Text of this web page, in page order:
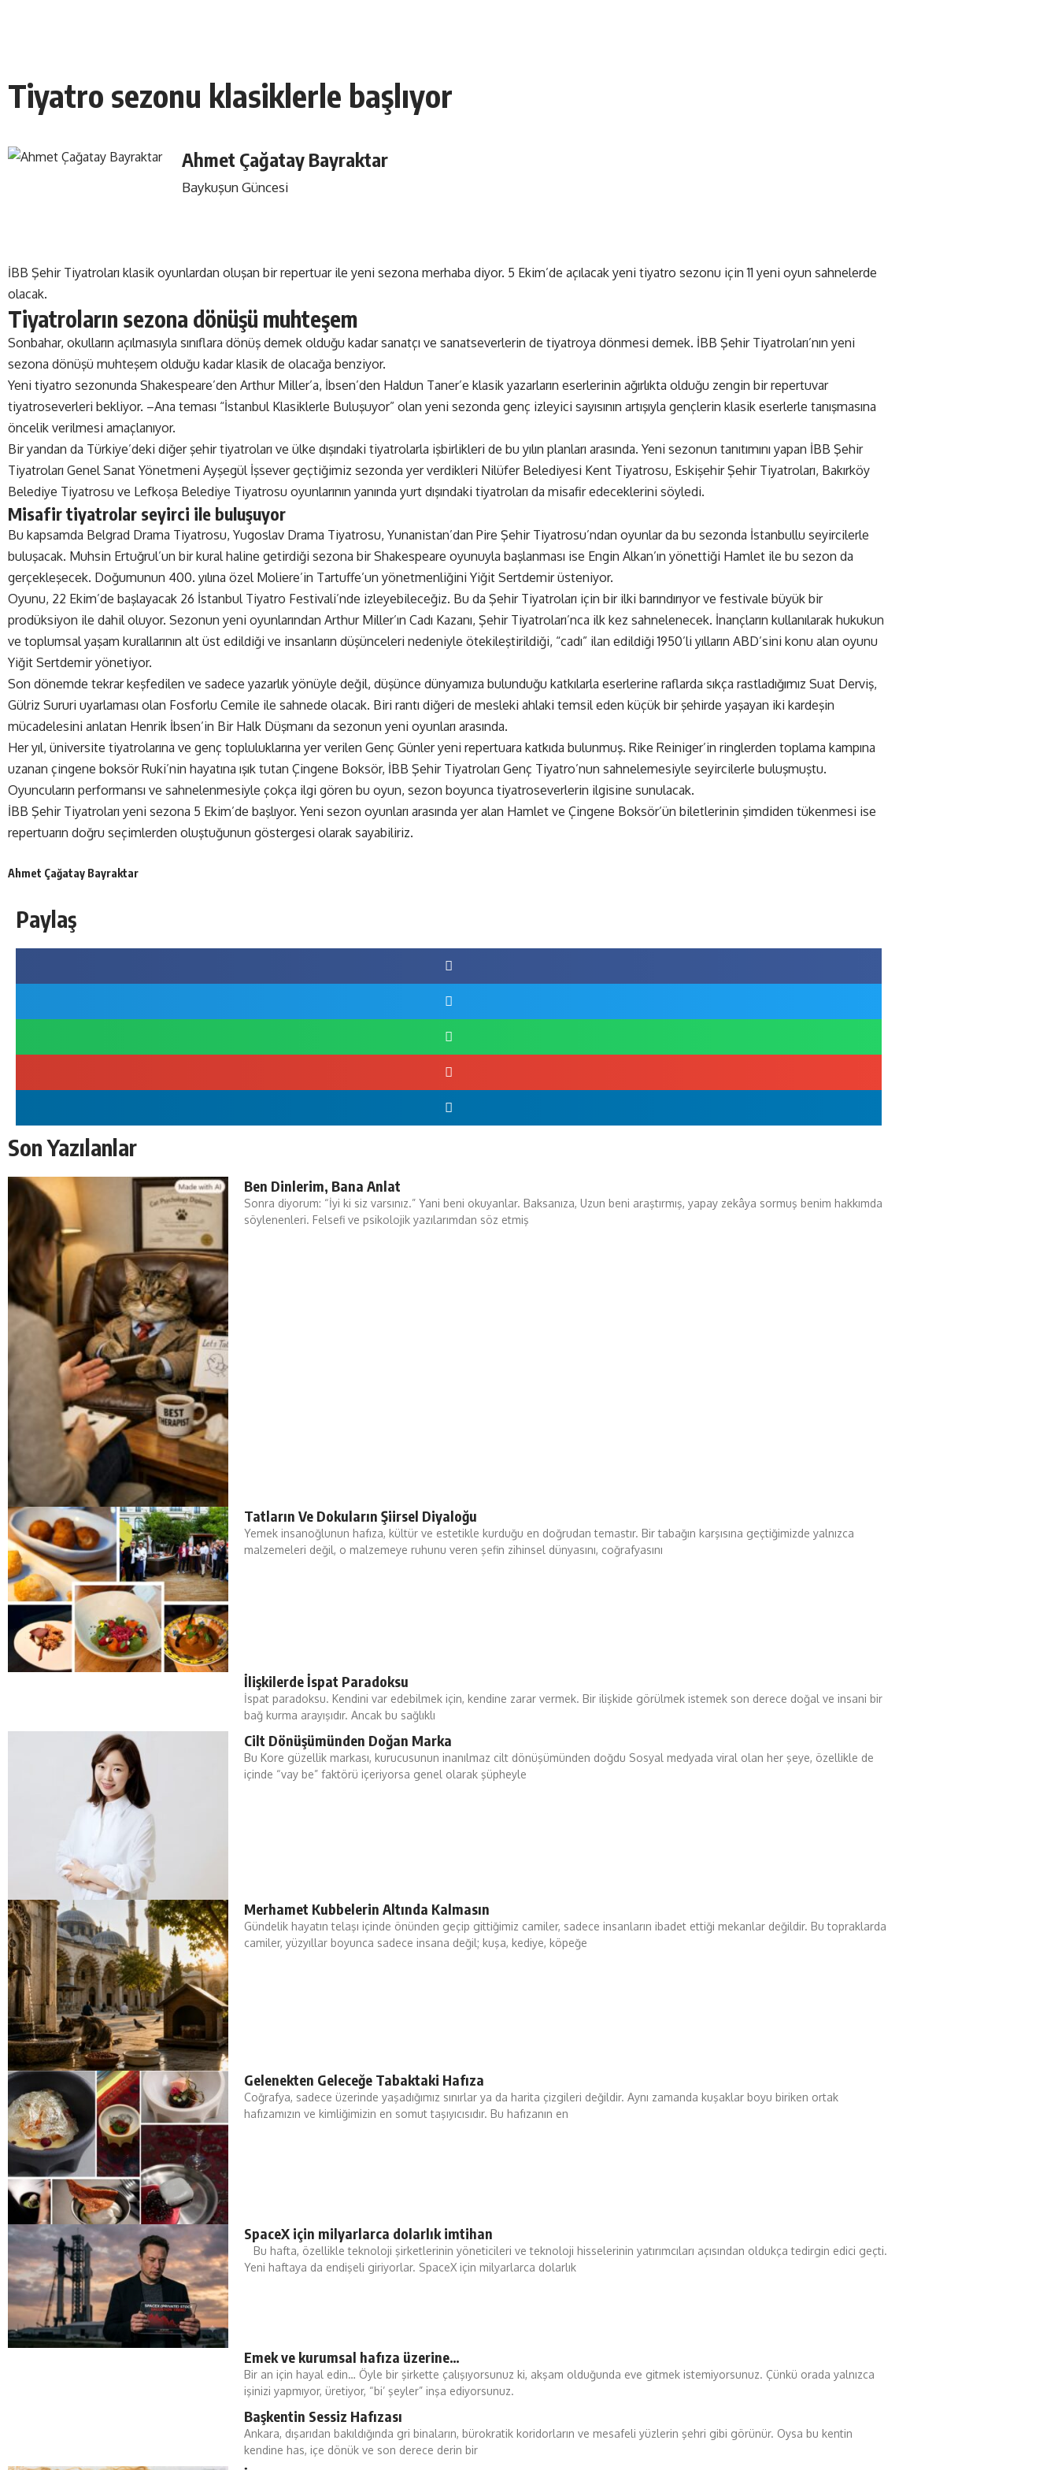
Tiyatro sezonu klasiklerle başlıyor
Ahmet Çağatay Bayraktar
Baykuşun Güncesi
İBB Şehir Tiyatroları klasik oyunlardan oluşan bir repertuar ile yeni sezona merhaba diyor. 5 Ekim’de açılacak yeni tiyatro sezonu için 11 yeni oyun sahnelerde
olacak.
Tiyatroların sezona dönüşü muhteşem
Sonbahar, okulların açılmasıyla sınıflara dönüş demek olduğu kadar sanatçı ve sanatseverlerin de tiyatroya dönmesi demek. İBB Şehir Tiyatroları’nın yeni
sezona dönüşü muhteşem olduğu kadar klasik de olacağa benziyor.
Yeni tiyatro sezonunda Shakespeare’den Arthur Miller’a, İbsen’den Haldun Taner’e klasik yazarların eserlerinin ağırlıkta olduğu zengin bir repertuvar
tiyatroseverleri bekliyor. –Ana teması “İstanbul Klasiklerle Buluşuyor” olan yeni sezonda genç izleyici sayısının artışıyla gençlerin klasik eserlerle tanışmasına
öncelik verilmesi amaçlanıyor.
Bir yandan da Türkiye’deki diğer şehir tiyatroları ve ülke dışındaki tiyatrolarla işbirlikleri de bu yılın planları arasında. Yeni sezonun tanıtımını yapan İBB Şehir
Tiyatroları Genel Sanat Yönetmeni Ayşegül İşsever geçtiğimiz sezonda yer verdikleri Nilüfer Belediyesi Kent Tiyatrosu, Eskişehir Şehir Tiyatroları, Bakırköy
Belediye Tiyatrosu ve Lefkoşa Belediye Tiyatrosu oyunlarının yanında yurt dışındaki tiyatroları da misafir edeceklerini söyledi.
Misafir tiyatrolar seyirci ile buluşuyor
Bu kapsamda Belgrad Drama Tiyatrosu, Yugoslav Drama Tiyatrosu, Yunanistan’dan Pire Şehir Tiyatrosu’ndan oyunlar da bu sezonda İstanbullu seyircilerle
buluşacak. Muhsin Ertuğrul’un bir kural haline getirdiği sezona bir Shakespeare oyunuyla başlanması ise Engin Alkan’ın yönettiği Hamlet ile bu sezon da
gerçekleşecek. Doğumunun 400. yılına özel Moliere’in Tartuffe’un yönetmenliğini Yiğit Sertdemir üsteniyor.
Oyunu, 22 Ekim’de başlayacak 26 İstanbul Tiyatro Festivali’nde izleyebileceğiz. Bu da Şehir Tiyatroları için bir ilki barındırıyor ve festivale büyük bir
prodüksiyon ile dahil oluyor. Sezonun yeni oyunlarından Arthur Miller’ın Cadı Kazanı, Şehir Tiyatroları’nca ilk kez sahnelenecek. İnançların kullanılarak hukukun
ve toplumsal yaşam kurallarının alt üst edildiği ve insanların düşünceleri nedeniyle ötekileştirildiği, “cadı” ilan edildiği 1950’li yılların ABD’sini konu alan oyunu
Yiğit Sertdemir yönetiyor.
Son dönemde tekrar keşfedilen ve sadece yazarlık yönüyle değil, düşünce dünyamıza bulunduğu katkılarla eserlerine raflarda sıkça rastladığımız Suat Derviş,
Gülriz Sururi uyarlaması olan Fosforlu Cemile ile sahnede olacak. Biri rantı diğeri de mesleki ahlaki temsil eden küçük bir şehirde yaşayan iki kardeşin
mücadelesini anlatan Henrik İbsen’in Bir Halk Düşmanı da sezonun yeni oyunları arasında.
Her yıl, üniversite tiyatrolarına ve genç topluluklarına yer verilen Genç Günler yeni repertuara katkıda bulunmuş. Rike Reiniger’in ringlerden toplama kampına
uzanan çingene boksör Ruki’nin hayatına ışık tutan Çingene Boksör, İBB Şehir Tiyatroları Genç Tiyatro’nun sahnelemesiyle seyircilerle buluşmuştu.
Oyuncuların performansı ve sahnelenmesiyle çokça ilgi gören bu oyun, sezon boyunca tiyatroseverlerin ilgisine sunulacak.
İBB Şehir Tiyatroları yeni sezona 5 Ekim’de başlıyor. Yeni sezon oyunları arasında yer alan Hamlet ve Çingene Boksör’ün biletlerinin şimdiden tükenmesi ise
repertuarın doğru seçimlerden oluştuğunun göstergesi olarak sayabiliriz.
Ahmet Çağatay Bayraktar
Paylaş
Son Yazılanlar
Ben Dinlerim, Bana Anlat
Sonra diyorum: “İyi ki siz varsınız.” Yani beni okuyanlar. Baksanıza, Uzun beni araştırmış, yapay zekâya sormuş benim hakkımda
söylenenleri. Felsefi ve psikolojik yazılarımdan söz etmiş
Tatların Ve Dokuların Şiirsel Diyaloğu
Yemek insanoğlunun hafıza, kültür ve estetikle kurduğu en doğrudan temastır. Bir tabağın karşısına geçtiğimizde yalnızca
malzemeleri değil, o malzemeye ruhunu veren şefin zihinsel dünyasını, coğrafyasını
İlişkilerde İspat Paradoksu
İspat paradoksu. Kendini var edebilmek için, kendine zarar vermek. Bir ilişkide görülmek istemek son derece doğal ve insani bir
bağ kurma arayışıdır. Ancak bu sağlıklı
Cilt Dönüşümünden Doğan Marka
Bu Kore güzellik markası, kurucusunun inanılmaz cilt dönüşümünden doğdu Sosyal medyada viral olan her şeye, özellikle de
içinde “vay be” faktörü içeriyorsa genel olarak şüpheyle
Merhamet Kubbelerin Altında Kalmasın
Gündelik hayatın telaşı içinde önünden geçip gittiğimiz camiler, sadece insanların ibadet ettiği mekanlar değildir. Bu topraklarda
camiler, yüzyıllar boyunca sadece insana değil; kuşa, kediye, köpeğe
Gelenekten Geleceğe Tabaktaki Hafıza
Coğrafya, sadece üzerinde yaşadığımız sınırlar ya da harita çizgileri değildir. Aynı zamanda kuşaklar boyu biriken ortak
hafızamızın ve kimliğimizin en somut taşıyıcısıdır. Bu hafızanın en
SpaceX için milyarlarca dolarlık imtihan
Bu hafta, özellikle teknoloji şirketlerinin yöneticileri ve teknoloji hisselerinin yatırımcıları açısından oldukça tedirgin edici geçti.
Yeni haftaya da endişeli giriyorlar. SpaceX için milyarlarca dolarlık
Emek ve kurumsal hafıza üzerine…
Bir an için hayal edin… Öyle bir şirkette çalışıyorsunuz ki, akşam olduğunda eve gitmek istemiyorsunuz. Çünkü orada yalnızca
işinizi yapmıyor, üretiyor, “bi’ şeyler” inşa ediyorsunuz.
Başkentin Sessiz Hafızası
Ankara, dışarıdan bakıldığında gri binaların, bürokratik koridorların ve mesafeli yüzlerin şehri gibi görünür. Oysa bu kentin
kendine has, içe dönük ve son derece derin bir